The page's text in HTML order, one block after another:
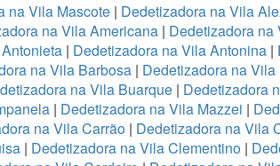
na Vila Mascote | Dedetizadora na Vila
na Vila Americana| Dedetizadora na
| Dedetizadora na Vila Antonina |
na Vila Barbosa | Dedetizadora na
na Vila Buarque| Dedetizadora
| Dedetizadora na Vila Mazzei |
na Vila Carrão| Dedetizadora na Vila
| Dedetizadora na Vila Clementino|